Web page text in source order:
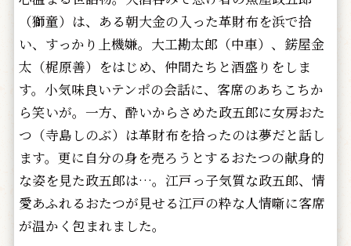
（獅童）は、ある朝大金の入った革財布を浜で拾
い、すっかり上機嫌。大工勘太郎（中車）、錺屋金
太（梶原善）をはじめ、仲間たちと酒盛りをしま
す。小気味良いテンポの会話に、客席のあちこちか
ら笑いが。一方、酔いからさめた政五郎に女房おた
つ（寺島しのぶ）は革財布を拾ったのは夢だと話し
ます。更に自分の身を売ろうとするおたつの献身的
な姿を見た政五郎は…。江戸っ子気質な政五郎、情
愛あふれるおたつが見せる江戸の粋な人情噺に客席
が温かく包まれました。